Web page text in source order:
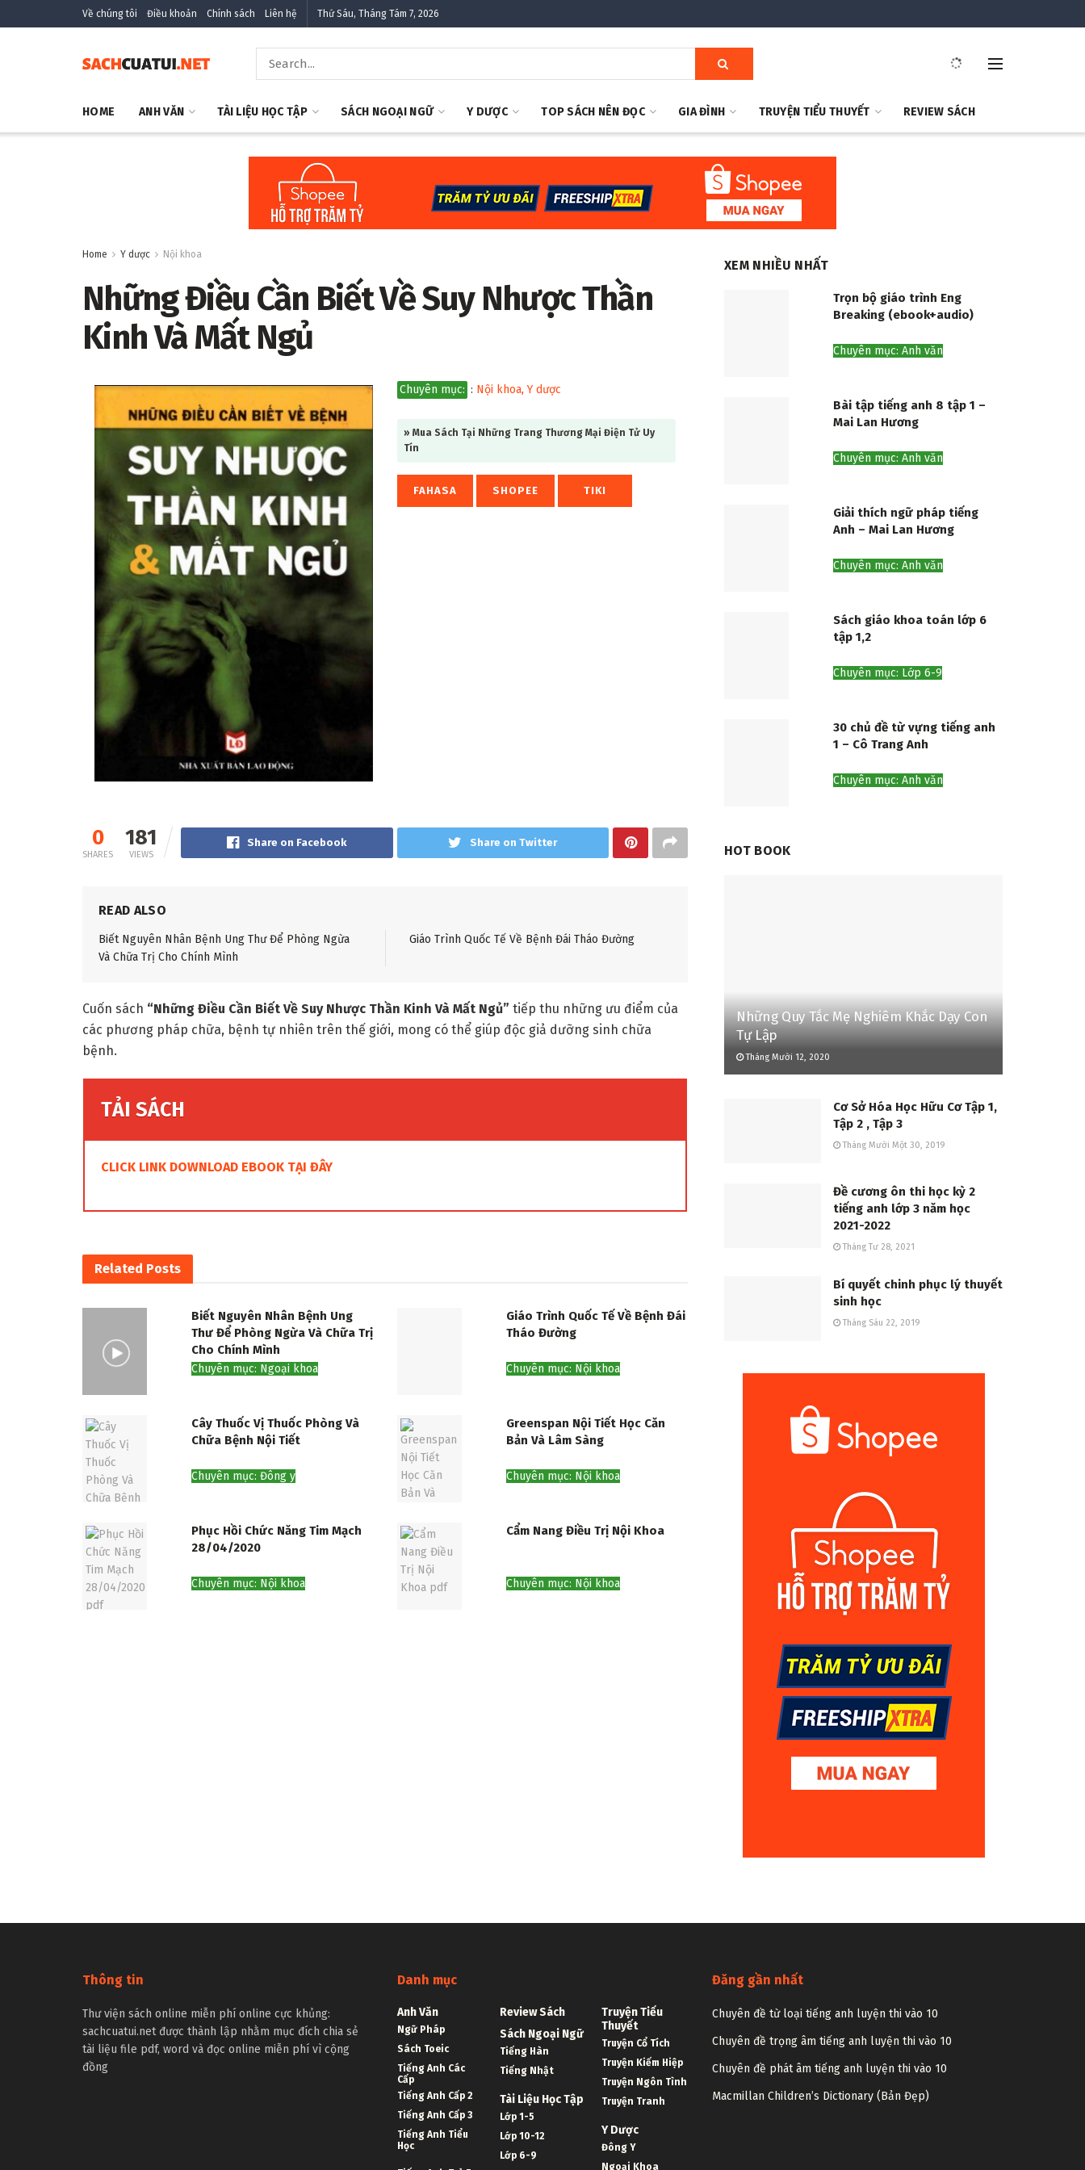
Về chúng tôi Điều khoản Chính sách Liên hệ Thứ Sáu, Tháng Tám 7, 2026
HOME ANH VĂN TÀI LIỆU HỌC TẬP SÁCH NGOẠI NGỮ Y DƯỢC TOP SÁCH NÊN ĐỌC GIA ĐÌNH TRUYỆN TIỂU THUYẾT REVIEW SÁCH
Home Y dược Nội khoa
Những Điều Cần Biết Về Suy Nhược Thần
Kinh Và Mất Ngủ
Chuyên mục: : Nội khoa,Y dược
» Mua Sách Tại Những Trang Thương Mại Điện Tử Uy
Tín
FAHASA SHOPEE TIKI
0
SHARES
181
VIEWS
Share on Facebook Share on Twitter
READ ALSO
Biết Nguyên Nhân Bệnh Ung Thư Để Phòng Ngừa
Và Chữa Trị Cho Chính Mình
Giáo Trình Quốc Tế Về Bệnh Đái Tháo Đường
Cuốn sách “Những Điều Cần Biết Về Suy Nhược Thần Kinh Và Mất Ngủ” tiếp thu những ưu điểm của
các phương pháp chữa, bệnh tự nhiên trên thế giới, mong có thể giúp độc giả dưỡng sinh chữa
bệnh.
TẢI SÁCH
CLICK LINK DOWNLOAD EBOOK TẠI ĐÂY
Related Posts
Biết Nguyên Nhân Bệnh Ung
Thư Để Phòng Ngừa Và Chữa Trị
Cho Chính Mình
Chuyên mục: Ngoại khoa
Giáo Trình Quốc Tế Về Bệnh Đái
Tháo Đường
Chuyên mục: Nội khoa
Cây Thuốc Vị Thuốc Phòng Và
Chữa Bệnh Nội Tiết
Chuyên mục: Đông y
Greenspan Nội Tiết Học Căn
Bản Và Lâm Sàng
Chuyên mục: Nội khoa
Phục Hồi Chức Năng Tim Mạch
28/04/2020
Chuyên mục: Nội khoa
Cẩm Nang Điều Trị Nội Khoa
Chuyên mục: Nội khoa
XEM NHIỀU NHẤT
Trọn bộ giáo trình Eng
Breaking (ebook+audio)
Chuyên mục: Anh văn
Bài tập tiếng anh 8 tập 1 –
Mai Lan Hương
Chuyên mục: Anh văn
Giải thích ngữ pháp tiếng
Anh – Mai Lan Hương
Chuyên mục: Anh văn
Sách giáo khoa toán lớp 6
tập 1,2
Chuyên mục: Lớp 6-9
30 chủ đề từ vựng tiếng anh
1 – Cô Trang Anh
Chuyên mục: Anh văn
HOT BOOK
Những Quy Tắc Mẹ Nghiêm Khắc Dạy Con
Tự Lập
Tháng Mười 12, 2020
Cơ Sở Hóa Học Hữu Cơ Tập 1,
Tập 2 , Tập 3
Tháng Mười Một 30, 2019
Đề cương ôn thi học kỳ 2
tiếng anh lớp 3 năm học
2021-2022
Tháng Tư 28, 2021
Bí quyết chinh phục lý thuyết
sinh học
Tháng Sáu 22, 2019
Thông tin
Thư viện sách online miễn phí online cực khủng:
sachcuatui.net được thành lập nhằm mục đích chia sẻ
tài liệu file pdf, word và đọc online miễn phí vì cộng
đồng
Danh mục
Anh Văn
Ngữ Pháp
Sách Toeic
Tiếng Anh Các
Cấp
Tiếng Anh Cấp 2
Tiếng Anh Cấp 3
Tiếng Anh Tiểu
Học
Review Sách
Sách Ngoại Ngữ
Tiếng Hàn
Tiếng Nhật
Tài Liệu Học Tập
Lớp 1-5
Lớp 10-12
Lớp 6-9
Truyện Tiểu
Thuyết
Truyện Cổ Tích
Truyện Kiếm Hiệp
Truyện Ngôn Tình
Truyện Tranh
Y Dược
Đông Y
Ngoại Khoa
Đăng gần nhất
Chuyên đề từ loại tiếng anh luyện thi vào 10
Chuyên đề trọng âm tiếng anh luyện thi vào 10
Chuyên đề phát âm tiếng anh luyện thi vào 10
Macmillan Children’s Dictionary (Bản Đẹp)